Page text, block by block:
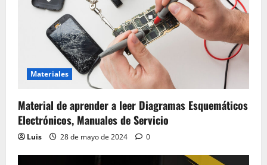
Materiales
Material de aprender a leer Diagramas Esquemáticos
Electrónicos, Manuales de Servicio
Luis 28 de mayo de 2024 0